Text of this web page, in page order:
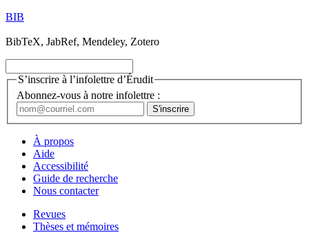
BIB
BibTeX, JabRef, Mendeley, Zotero
S’inscrire à l’infolettre d’Érudit
Abonnez-vous à notre infolettre :
À propos
Aide
Accessibilité
Guide de recherche
Nous contacter
Revues
Thèses et mémoires